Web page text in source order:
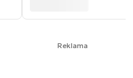
Reklama